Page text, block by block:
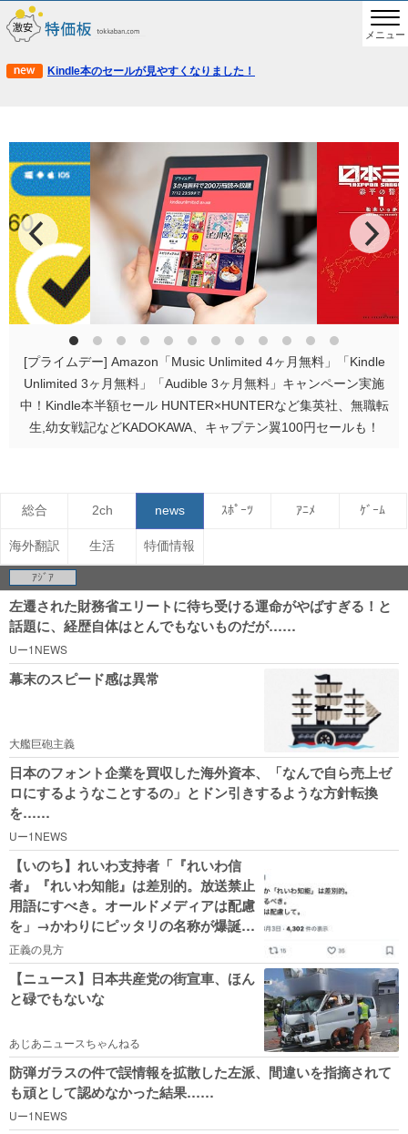
メニュー
Kindle本のセールが見やすくなりました！
[プライムデー] Amazon「Music Unlimited 4ヶ月無料」「Kindle
Unlimited 3ヶ月無料」「Audible 3ヶ月無料」キャンペーン実施
中！Kindle本半額セール HUNTER×HUNTERなど集英社、無職転
生,幼女戦記などKADOKAWA、キャプテン翼100円セールも！
総合 2ch news ｽﾎﾟｰﾂ ｱﾆﾒ ｹﾞｰﾑ
海外翻訳 生活 特価情報
ｱｼﾞｱ
左遷された財務省エリートに待ち受ける運命がやばすぎる！と
話題に、経歴自体はとんでもないものだが……
Uー1NEWS
幕末のスピード感は異常
大艦巨砲主義
日本のフォント企業を買収した海外資本、「なんで自ら売上ゼ
ロにするようなことするの」とドン引きするような方針転換
を……
Uー1NEWS
【いのち】れいわ支持者「『れいわ信
者』『れいわ知能』は差別的。放送禁止
用語にすべき。オールドメディアは配慮
を」→かわりにピッタリの名称が爆誕し
てしまうw
正義の見方
【ニュース】日本共産党の街宣車、ほん
と碌でもないな
あじあニュースちゃんねる
防弾ガラスの件で誤情報を拡散した左派、間違いを指摘されて
も頑として認めなかった結果……
Uー1NEWS